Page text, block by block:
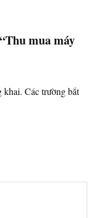
mua máy
khai. Các trường bắt